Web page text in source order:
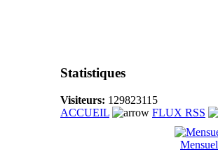
Statistiques
Visiteurs: 129823115
ACCUEIL
FLUX RSS
Mensuel